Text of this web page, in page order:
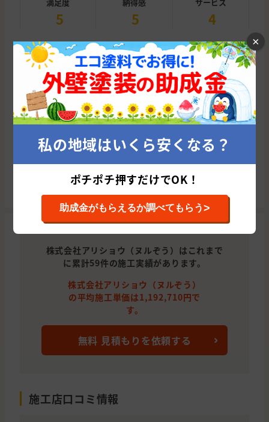
5 5 4
６社から見積書いただいた中で唯一、ドローンで屋根
や壁の状態を撮影し、見積書と一緒に外観の寸法、写
真をCADの図面をいただけた事がが決め手でした。 も
ちろん、金額も決め手の一つでした。 家の状態を写真
付きで見ることができるのは必要だ...続きを読む
このユーザーの施工事例をみてみる
株式会社アリショウ（ヌルぞう）はこれまで
に累計59件の施工実績があります。
株式会社アリショウ（ヌルぞう）
の平均施工単価は1,192,710円で
す。
無料 見積もりを依頼する
施工店口コミ情報
×
私の地域はいくら安くなる？
ポチポチ押すだけでOK！
助成金がもらえるか調べてもらう>